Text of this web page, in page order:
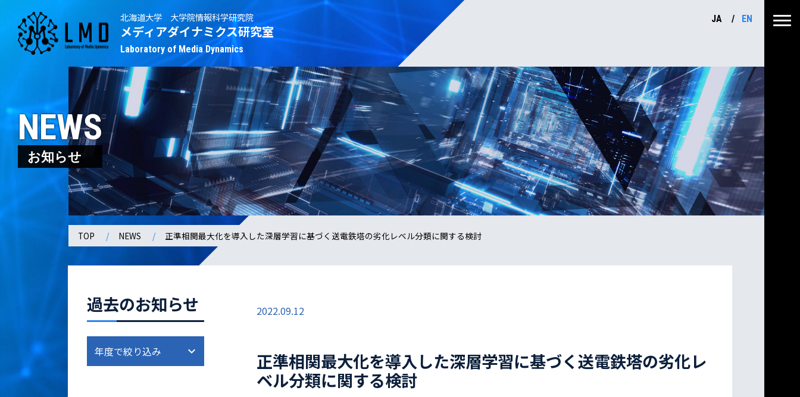
北海道大学 大学院情報科学研究院
メディアダイナミクス研究室
Laboratory of Media Dynamics
JA EN
NEWS
お知らせ
TOP NEWS 正準相関最大化を導入した深層学習に基づく送電鉄塔の劣化レベル分類に関する検討
過去のお知らせ 2022.09.12
正準相関最大化を導入した深層学習に基づく送電鉄塔の劣化レ
ベル分類に関する検討